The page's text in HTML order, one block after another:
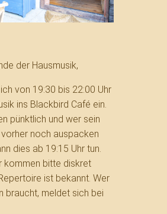
der Hausmusik,
von 19:30 bis 22:00 Uhr
ins Blackbird Café ein.
pünktlich und wer sein
noch auspacken
dies ab 19:15 Uhr tun.
kommen bitte diskret
ist bekannt. Wer
braucht, meldet sich bei